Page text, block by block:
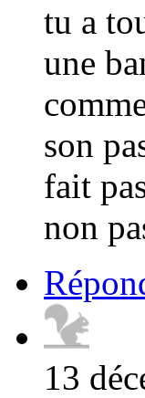
tu a
une
son
fait
non
13